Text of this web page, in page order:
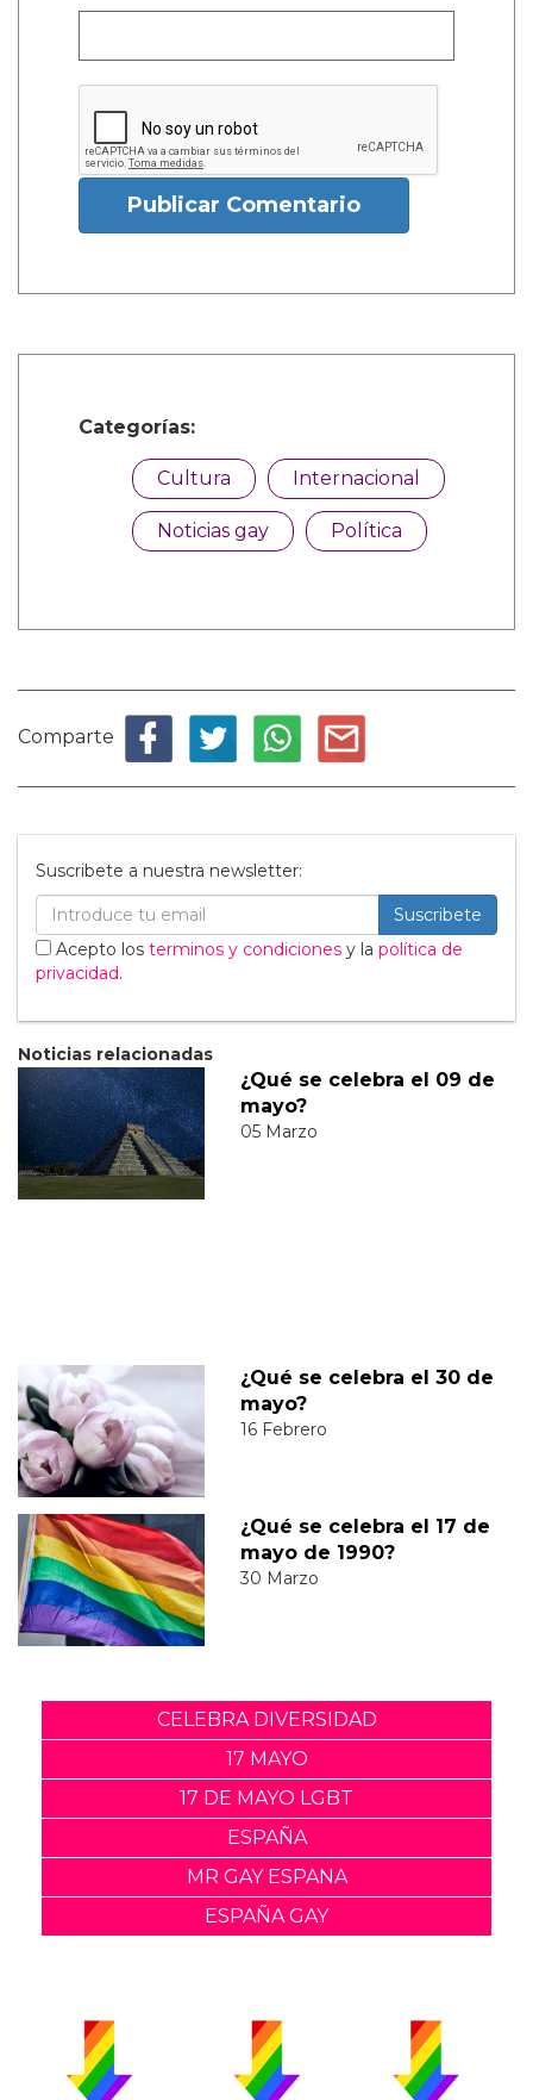
Publicar Comentario
Categorías:
Cultura Internacional
Noticias gay Política
Comparte
Suscribete a nuestra newsletter:
Suscribete
Acepto los terminos y condiciones y la política de
privacidad.
Noticias relacionadas
¿Qué se celebra el 09 de
mayo?
05 Marzo
¿Qué se celebra el 30 de
mayo?
16 Febrero
¿Qué se celebra el 17 de
mayo de 1990?
30 Marzo
CELEBRA DIVERSIDAD
17 MAYO
17 DE MAYO LGBT
ESPAÑA
MR GAY ESPANA
ESPAÑA GAY